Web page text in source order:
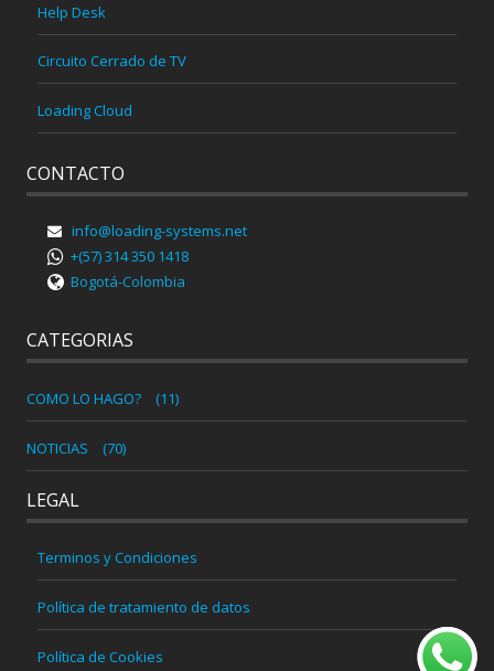
Help Desk
Circuito Cerrado de TV
Loading Cloud
CONTACTO
info@loading-systems.net
+(57) 314 350 1418
Bogotá-Colombia
CATEGORIAS
COMO LO HAGO? (11)
NOTICIAS (70)
LEGAL
Terminos y Condiciones
Política de tratamiento de datos
Política de Cookies